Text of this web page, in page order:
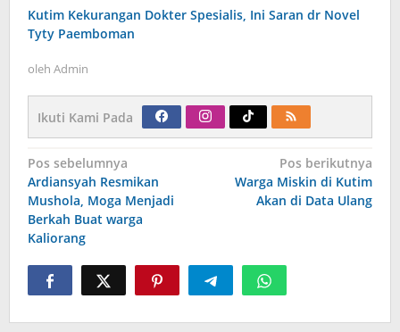
Kutim Kekurangan Dokter Spesialis, Ini Saran dr Novel
Tyty Paemboman
oleh Admin
Ikuti Kami Pada
Navigasi
pos
Pos sebelumnya
Ardiansyah Resmikan
Mushola, Moga Menjadi
Berkah Buat warga
Kaliorang
Pos berikutnya
Warga Miskin di Kutim
Akan di Data Ulang